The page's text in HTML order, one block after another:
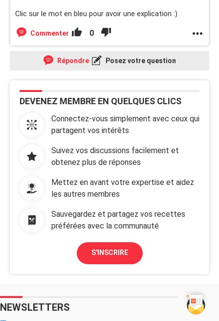
Clic sur le mot en bleu pour avoir une explication :)
Commenter 0
Répondre Posez votre question
DEVENEZ MEMBRE EN QUELQUES CLICS
Connectez-vous simplement avec ceux qui
partagent vos intérêts
Suivez vos discussions facilement et
obtenez plus de réponses
Mettez en avant votre expertise et aidez
les autres membres
Sauvegardez et partagez vos recettes
préférées avec la communauté
S'INSCRIRE
NEWSLETTERS